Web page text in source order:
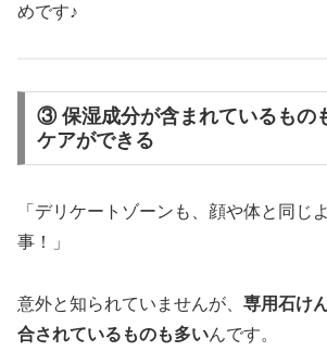
めです♪
③ 保湿成分が含まれているもの
ケアができる
「デリケートゾーンも、顔や体と同じ
事！」
意外と知られていませんが、 専用石け
合されているものも多いんです。